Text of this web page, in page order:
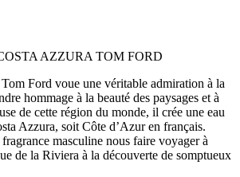
AZZURA TOM FORD
Ford voue une véritable admiration à la
hommage à la beauté des paysages et à
de cette région du monde, il crée une eau
Azzura, soit Côte d’Azur en français.
masculine nous faire voyager à
de la Riviera à la découverte de somptueux